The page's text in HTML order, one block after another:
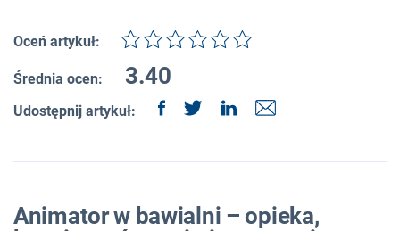
Oceń artykuł:
Średnia ocen: 3.40
Udostępnij artykuł:
Animator w bawialni – opieka,